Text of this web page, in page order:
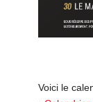
Voici le